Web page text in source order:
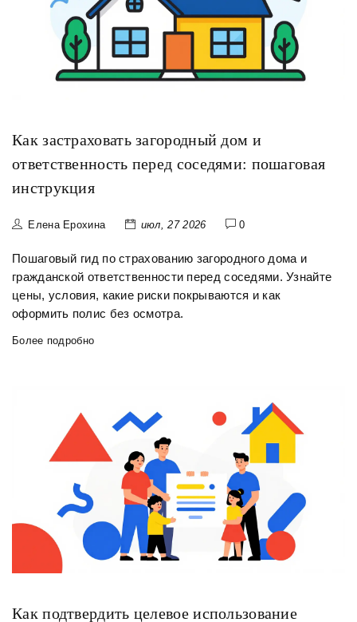
Как застраховать загородный дом и
ответственность перед соседями: пошаговая
инструкция
Елена Ерохина июл, 27 2026 0
Пошаговый гид по страхованию загородного дома и
гражданской ответственности перед соседями. Узнайте
цены, условия, какие риски покрываются и как
оформить полис без осмотра.
Более подробно
Как подтвердить целевое использование